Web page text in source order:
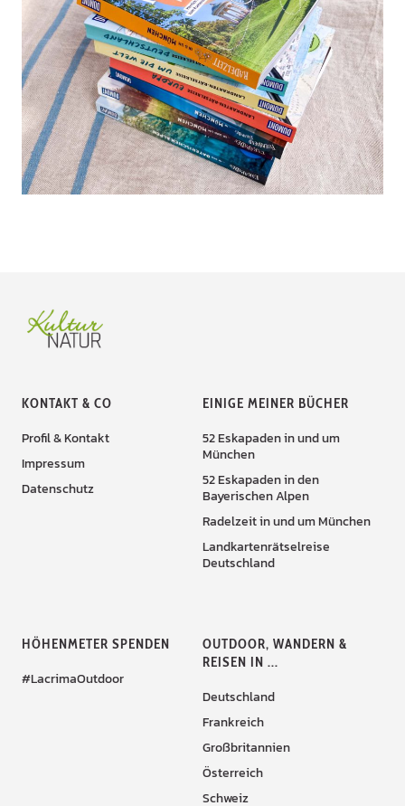
KONTAKT & CO
Profil & Kontakt
Impressum
Datenschutz
EINIGE MEINER BÜCHER
52 Eskapaden in und um
München
52 Eskapaden in den
Bayerischen Alpen
Radelzeit in und um München
Landkartenrätselreise
Deutschland
HÖHENMETER SPENDEN
#LacrimaOutdoor
OUTDOOR, WANDERN &
REISEN IN ...
Deutschland
Frankreich
Großbritannien
Österreich
Schweiz